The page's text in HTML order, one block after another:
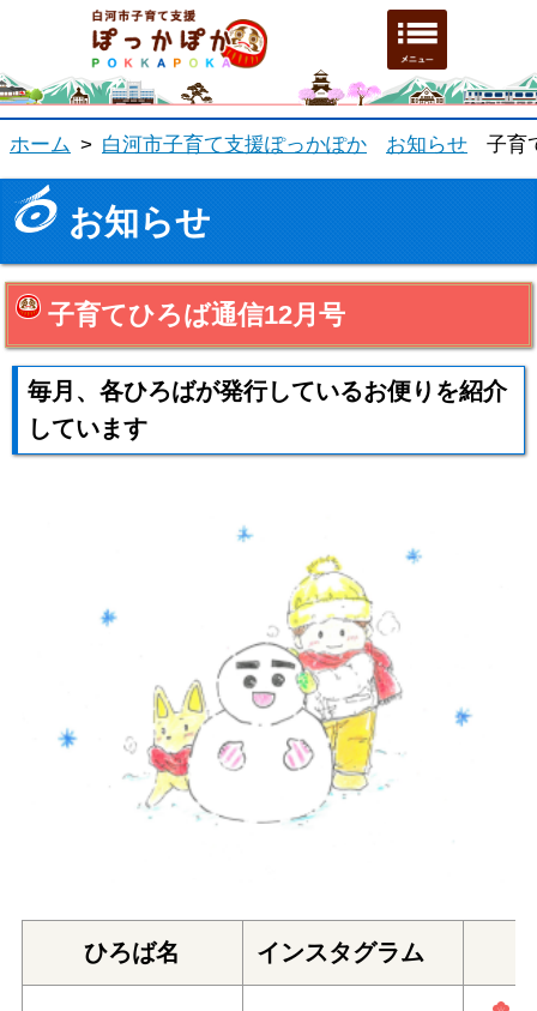
白河市子育て支援ホー
ホーム > 白河市子育て支援ぽっかぽか お知らせ 子育
お知らせ
子育てひろば通信12月号
毎月、各ひろばが発行しているお便りを紹介
しています
ひろば名 インスタグラム